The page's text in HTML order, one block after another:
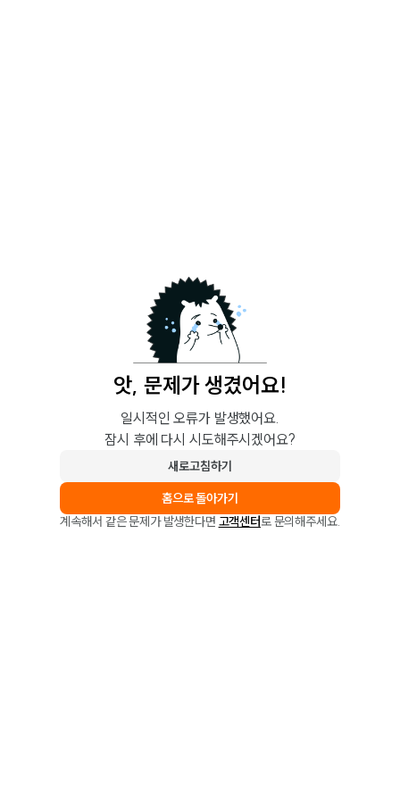
앗, 문제가 생겼어요!
일시적인 오류가 발생했어요.
잠시 후에 다시 시도해주시겠어요?
새로고침하기
홈으로 돌아가기
계속해서 같은 문제가 발생한다면 고객센터로 문의해주세요.